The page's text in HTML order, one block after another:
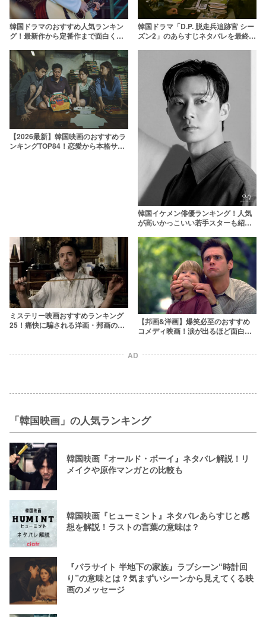
韓国ドラマのおすすめ人気ランキン
グ！最新作から定番作まで面白くて
韓国ドラマ「D.P. 脱走兵追跡官 シー
ズン2」のあらすじネタバレを最終回
【2026最新】韓国映画のおすすめラ
ンキングTOP84！恋愛から本格サス
韓国イケメン俳優ランキング！人気
が高いかっこいい若手スターも紹介
ミステリー映画おすすめランキング
25！痛快に騙される洋画・邦画の名
【邦画&洋画】爆笑必至のおすすめ
コメディ映画！涙が出るほど面白い
AD
「韓国映画」の人気ランキング
韓国映画『オールド・ボーイ』ネタバレ解説！リ
メイクや原作マンガとの比較も
韓国映画『ヒューミント』ネタバレあらすじと感
想を解説！ラストの言葉の意味は？
『パラサイト 半地下の家族』ラブシーン“時計回
り”の意味とは？気まずいシーンから見えてくる映
画のメッセージ